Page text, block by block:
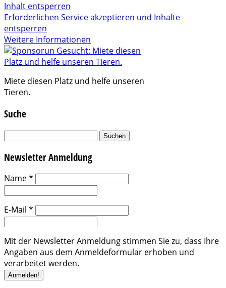
Inhalt entsperren
Erforderlichen Service akzeptieren und Inhalte
entsperren
Weitere Informationen
Miete diesen Platz und helfe unseren
Tieren.
Suche
Suchen
Newsletter Anmeldung
Name*
E-Mail *
Mit der Newsletter Anmeldung stimmen Sie zu, dass Ihre
Angaben aus dem Anmeldeformular erhoben und
verarbeitet werden.